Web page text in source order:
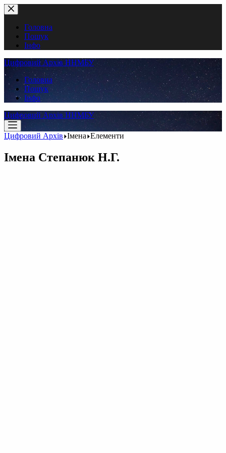
Перейти
до
вмістуГоловна
Пошук
Інфо
Цифровий Архів ННМБУ
Головна
Пошук
Інфо
Цифровий Архів ННМБУ
Цифровий Архів Імена Елементи
Імена Степанюк Н.Г.